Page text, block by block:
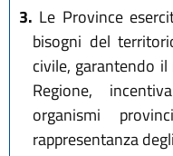
3. Le Province
bisogni del
civile, garantendo
Regione,
organismi
rappresentanza